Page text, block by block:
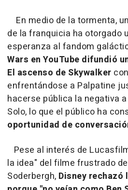
En medio de la tormenta,
de la franquicia ha otorgado
esperanza al fandom
Wars en YouTube difundió
El ascenso de Skywalker
enfrentándose a Palpatine
hacerse pública la negativa
Solo, lo que el público ha
oportunidad de
Pese al interés de
la idea" del filme frustrado
Soderbergh, Disney rechazó